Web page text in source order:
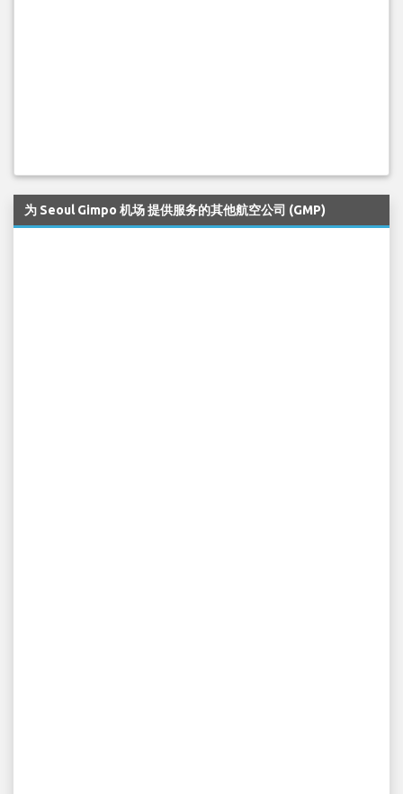
为 Seoul Gimpo 机场 提供服务的其他航空公司 (GMP)